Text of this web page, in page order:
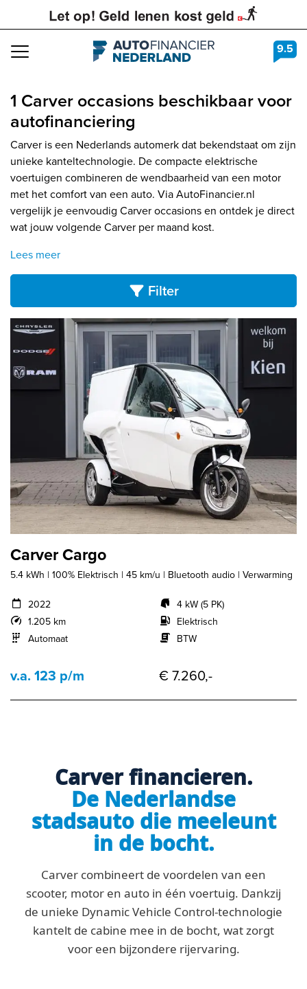
Navigation 9.5
1 Carver occasions beschikbaar voor
autofinanciering
Carver is een Nederlands automerk dat bekendstaat om zijn
unieke kanteltechnologie. De compacte elektrische
voertuigen combineren de wendbaarheid van een motor
met het comfort van een auto. Via AutoFinancier.nl
vergelijk je eenvoudig Carver occasions en ontdek je direct
wat jouw volgende Carver per maand kost.
Lees meer
Filter
Carver Cargo
5.4 kWh | 100% Elektrisch | 45 km/u | Bluetooth audio | Verwarming
2022
1.205 km
Automaat
4 kW (5 PK)
Elektrisch
BTW
v.a. 123 p/m € 7.260,-
Carver financieren.
De Nederlandse
stadsauto die meeleunt
in de bocht.
Carver combineert de voordelen van een
scooter, motor en auto in één voertuig. Dankzij
de unieke Dynamic Vehicle Control-technologie
kantelt de cabine mee in de bocht, wat zorgt
voor een bijzondere rijervaring.